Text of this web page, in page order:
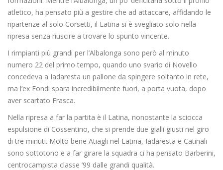
atletico, ha pensato più a gestire che ad attaccare, affidando le
ripartenze al solo Corsetti, il Latina si è svegliato solo nella
ripresa senza riuscire a trovare lo spunto vincente.
I rimpianti più grandi per l’Albalonga sono però al minuto
numero 22 del primo tempo, quando uno svario di Novello
concedeva a Iadaresta un pallone da spingere soltanto in rete,
ma l’ex Fondi spara incredibilmente fuori, a porta vuota, dopo
aver scartato Frasca.
Nella ripresa a far la partita è il Latina, nonostante la sciocca
espulsione di Cossentino, che si prende due gialli giusti nel giro
di tre minuti. Molto bene Atiagli nel Latina, Iadaresta e Catinali
sono sottotono e a far girare la squadra ci ha pensato Barberini,
centrocampista classe ’99 dalle grandi qualità.